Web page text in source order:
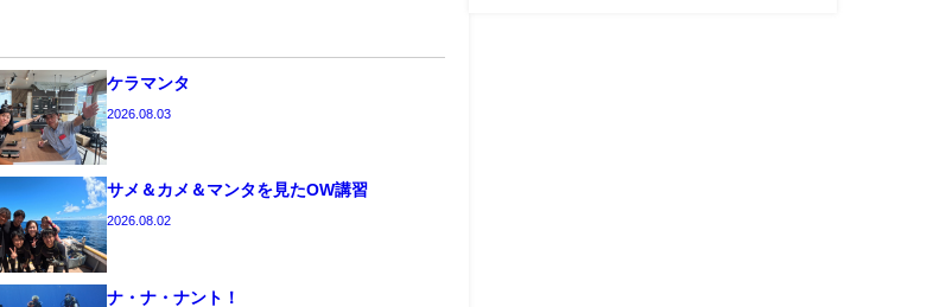
ケラマンタ
2026.08.03
サメ＆カメ＆マンタを見たOW講習
2026.08.02
ナ・ナ・ナント！